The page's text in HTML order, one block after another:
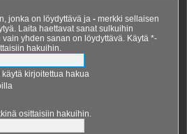
jonka on löydyttävä ja - merkki sellaisen
Laita haettavat sanat sulkuihin
yhden sanan on löydyttävä. Käytä *-
hakuihin.
kirjoitettua hakua
osittaisiin hakuihin.